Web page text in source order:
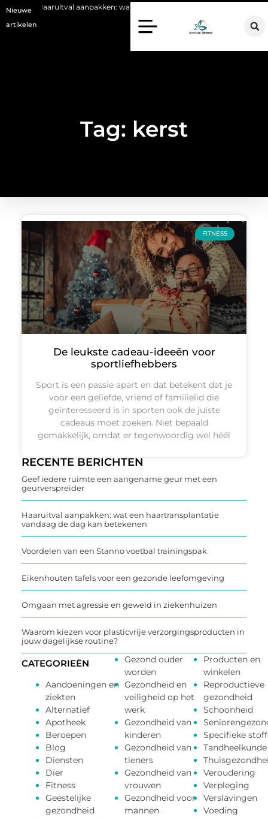
Nieuwe
artikelen
Haaruitval aanpakken: wat een haartransplantatie vandaag de dag
Tag: kerst
RECENTE BERICHTEN
Geef iedere ruimte een aangename geur met een
geurverspreider
Haaruitval aanpakken: wat een haartransplantatie
vandaag de dag kan betekenen
Voordelen van een Stanno voetbal trainingspak
Eikenhouten tafels voor een gezonde leefomgeving
Omgaan met agressie en geweld in ziekenhuizen
Waarom kiezen voor plasticvrije verzorgingsproducten in
jouw dagelijkse routine?
CATEGORIEËN
Aandoeningen en
ziekten
Alternatief
Apotheek
Beroepen
Blog
Diensten
Dier
Fitness
Geestelijke
gezondheid
Gezond ouder
worden
Gezondheid en
veiligheid op het
werk
Gezondheid van
kinderen
Gezondheid van
tieners
Gezondheid van
vrouwen
Gezondheid voor
mannen
Producten en
winkelen
Reproductieve
gezondheid
Schoonheid
Specifieke
Tandheelkunde
Veroudering
Verpleging
Verslavingen
Voeding
FITNESS
De leukste cadeau-ideeën voor
sportliefhebbers
Sport is een passie apart en dat betekent dat je
voor een geliefde, vriend of familielid die
geïnteresseerd is in sporten ook de juiste
cadeaus moet zoeken. Niet bepaald
gemakkelijk, omdat er tegenwoordig wel héél